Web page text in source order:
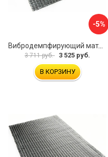
-5%
Вибродемпфирующий материал Dreamcar Noname 2 N6-2M0-S070050P1080
3 711 руб. 3 525 руб.
В КОРЗИНУ